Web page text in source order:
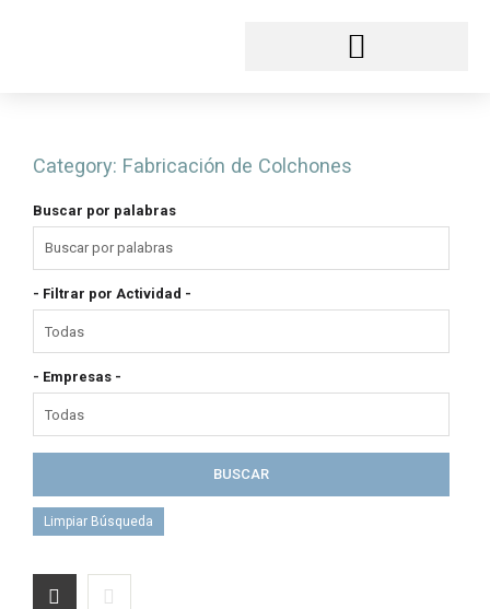
Category: Fabricación de Colchones
Buscar por palabras
- Filtrar por Actividad -
- Empresas -